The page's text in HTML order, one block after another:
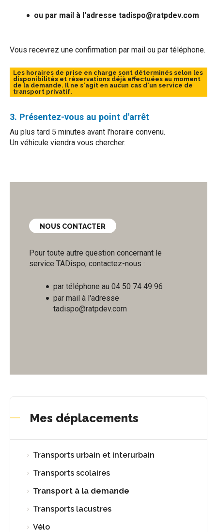
ou par mail à l'adresse tadispo@ratpdev.com
Vous recevrez une confirmation par mail ou par téléphone.
Les horaires de prise en charge sont déterminés selon les
disponibilités et réservations déjà effectuées au moment
de la demande. Il ne s'agit en aucun cas d'un service de
transport privatif.
3. Présentez-vous au point d'arrêt
Au plus tard 5 minutes avant l'horaire convenu.
Un véhicule viendra vous chercher.
NOUS CONTACTER
Pour toute autre question concernant le
service TADispo, contactez-nous :
par téléphone au 04 50 74 49 96
par mail à l'adresse
tadispo@ratpdev.com
Mes déplacements
Transports urbain et interurbain
Transports scolaires
Transport à la demande
Transports lacustres
Vélo